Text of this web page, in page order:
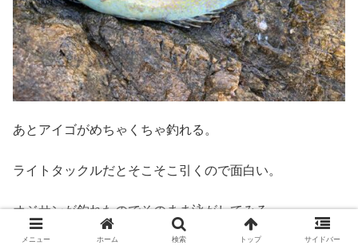
あとアイゴがめちゃくちゃ釣れる。
ライトタックルだとそこそこ引くので面白い。
オジサンが釣れたのでそのまま泳がしてみる。
メニュー ホーム 検索 トップ サイドバー